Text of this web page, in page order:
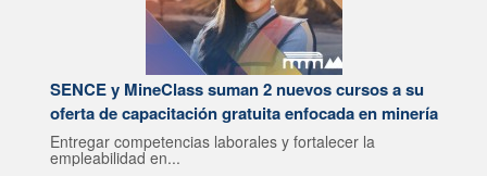
SENCE y MineClass suman 2 nuevos cursos a su
oferta de capacitación gratuita enfocada en minería
Entregar competencias laborales y fortalecer la
empleabilidad en...